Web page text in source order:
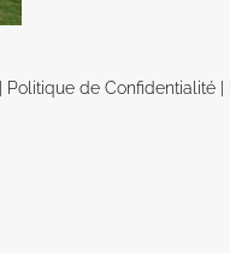
Politique de Confidentialité